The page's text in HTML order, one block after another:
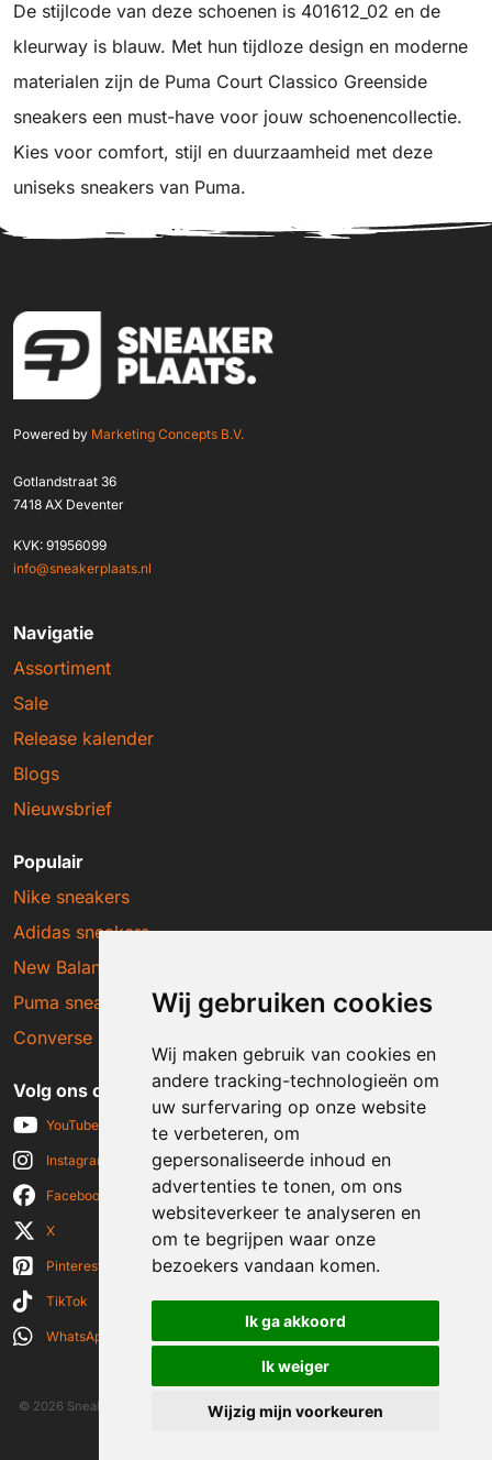
Wij gebruiken cookies
Wij maken gebruik van cookies en
andere tracking-technologieën om
uw surfervaring op onze website
te verbeteren, om
gepersonaliseerde inhoud en
advertenties te tonen, om ons
websiteverkeer te analyseren en
om te begrijpen waar onze
bezoekers vandaan komen.
Ik ga akkoord
Ik weiger
Wijzig mijn voorkeuren
De stijlcode van deze schoenen is 401612_02 en de
kleurway is blauw. Met hun tijdloze design en moderne
materialen zijn de Puma Court Classico Greenside
sneakers een must-have voor jouw schoenencollectie.
Kies voor comfort, stijl en duurzaamheid met deze
uniseks sneakers van Puma.
Powered by Marketing Concepts B.V.
Gotlandstraat 36
7418 AX Deventer
KVK: 91956099
info@sneakerplaats.nl
Navigatie
Assortiment
Sale
Release kalender
Blogs
Nieuwsbrief
Populair
Nike sneakers
Adidas sneakers
New Balance sneakers
Puma sneakers
Converse sneakers
Volg ons op social media
YouTube
Instagram
Facebook
X
Pinterest
TikTok
WhatsApp
© 2026 Sneakerplaats.nl Algemene voorwaarden | Disclaimer